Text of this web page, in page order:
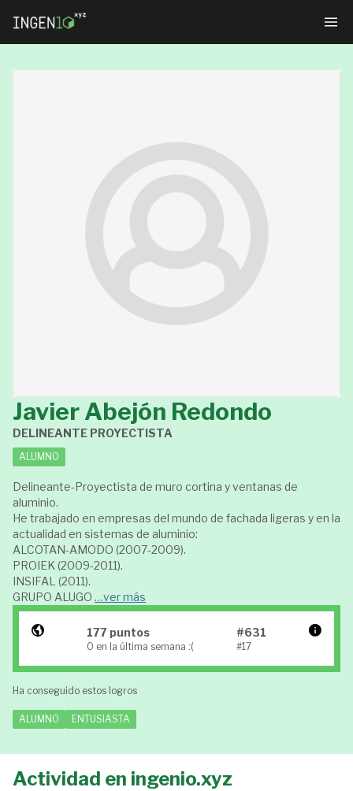
Javier Abejón Redondo
DELINEANTE PROYECTISTA
ALUMNO
Delineante-Proyectista de muro cortina y ventanas de
aluminio.
He trabajado en empresas del mundo de fachada ligeras y en la
actualidad en sistemas de aluminio:
ALCOTAN-AMODO (2007-2009).
PROIEK (2009-2011).
INSIFAL (2011).
GRUPO ALUGO …ver más
177 puntos
0 en la última semana :(
#631
#17
Ha conseguido estos logros
ALUMNO ENTUSIASTA
Actividad en ingenio.xyz